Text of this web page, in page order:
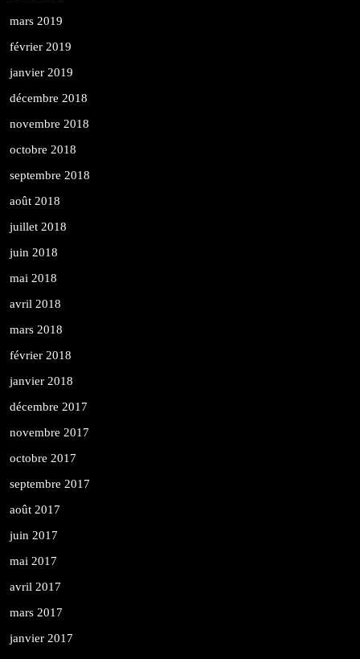
mars 2019
février 2019
janvier 2019
décembre 2018
novembre 2018
octobre 2018
septembre 2018
août 2018
juillet 2018
juin 2018
mai 2018
avril 2018
mars 2018
février 2018
janvier 2018
décembre 2017
novembre 2017
octobre 2017
septembre 2017
août 2017
juin 2017
mai 2017
avril 2017
mars 2017
janvier 2017